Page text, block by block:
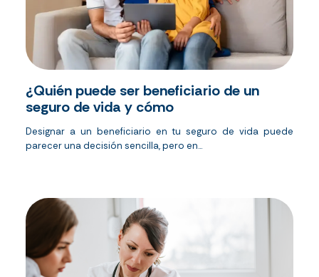
¿Quién puede ser beneficiario de un
seguro de vida y cómo
Designar a un beneficiario en tu seguro de vida puede
parecer una decisión sencilla, pero en...